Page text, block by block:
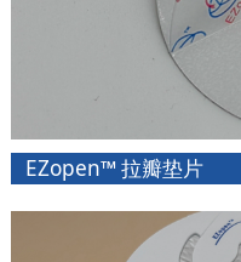
EZopen™ 拉瓣垫片